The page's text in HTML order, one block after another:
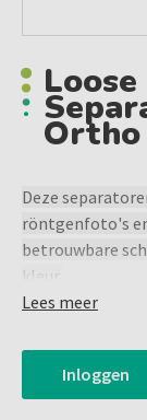
Ortho
Deze
röntgenfoto's
betrouwbare
kleur.
0,049" dik
Lees meer
Inloggen